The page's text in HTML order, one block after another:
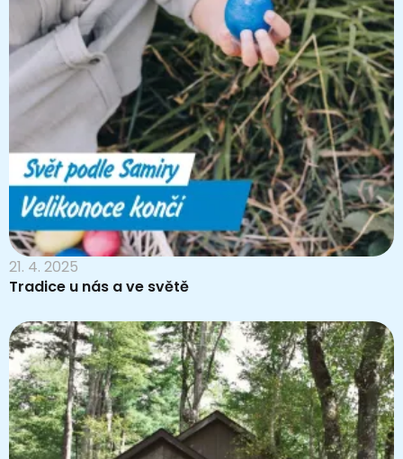
21. 4. 2025
Tradice u nás a ve světě